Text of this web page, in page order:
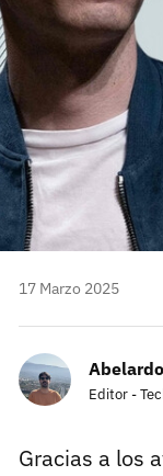
17 Marzo 2025
Editor -
Gracias a los